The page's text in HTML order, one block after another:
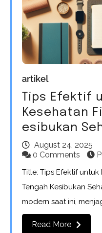
artikel
Tips Efektif
Kesehatan
esibukan
August 24, 2025
0 Comments
Title: Tips Efektif untuk
Tengah Kesibukan
modern saat ini,
Read More